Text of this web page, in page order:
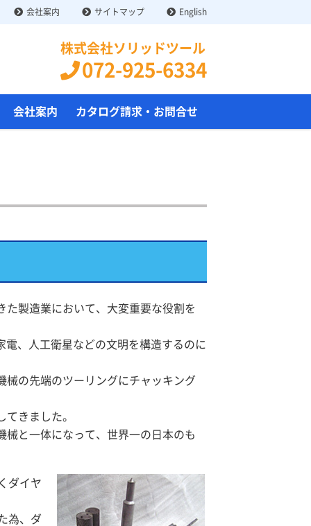
会社案内 サイトマップ English
株式会社ソリッドツール
072-925-6334
会社案内 カタログ請求・お問合せ
製造業において、大変重要な役割を
、人工衛星などの文明を構造するのに
械の先端のツーリングにチャッキング
きました。
と一体になって、世界一の日本のも
ダイヤ
為、ダ